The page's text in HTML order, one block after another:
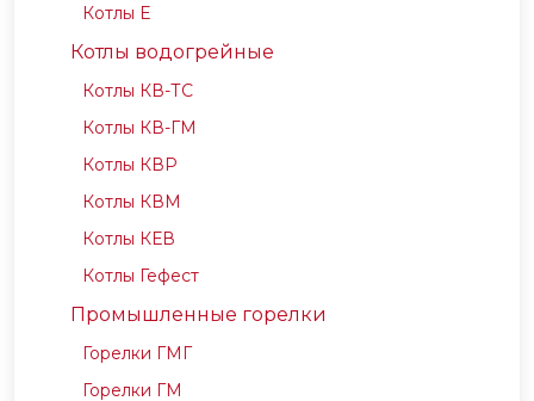
Котлы Е
Котлы водогрейные
Котлы КВ-ТС
Котлы КВ-ГМ
Котлы КВР
Котлы КВМ
Котлы КЕВ
Котлы Гефест
Промышленные горелки
Горелки ГМГ
Горелки ГМ